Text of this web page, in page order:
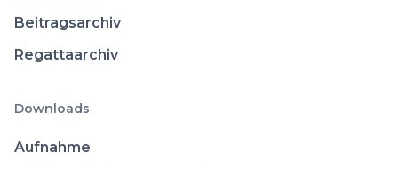
Beitragsarchiv
Regattaarchiv
Downloads
Aufnahme